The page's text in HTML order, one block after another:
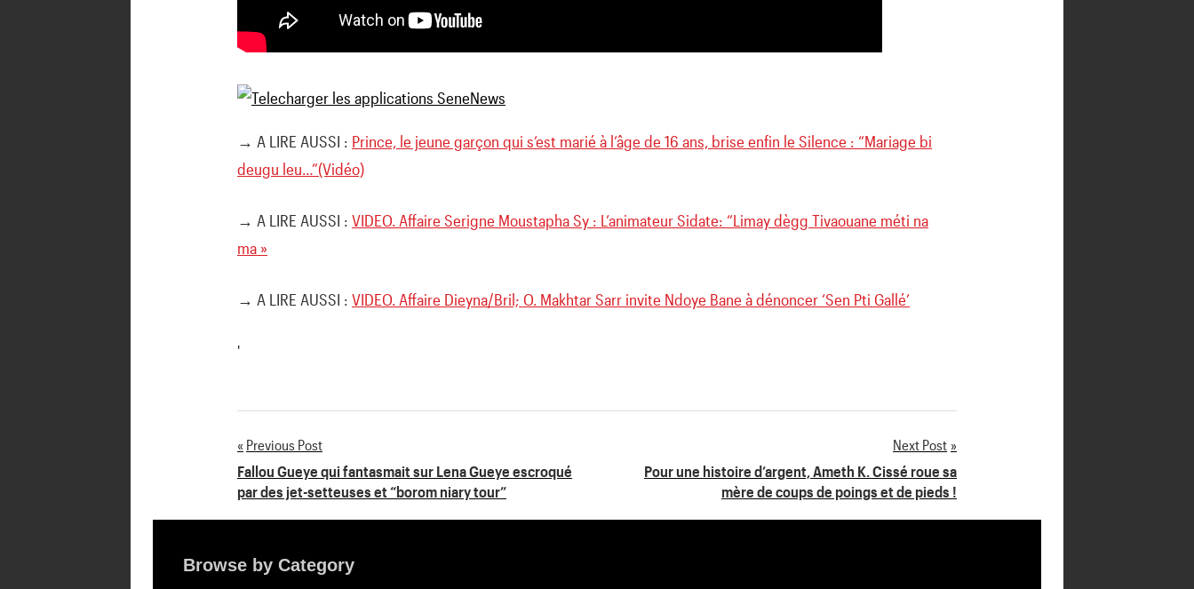
→ A LIRE AUSSI : Prince, le jeune garçon qui s’est marié à l’âge de 16 ans, brise enfin le Silence : “Mariage bi
deugu leu…”(Vidéo)
→ A LIRE AUSSI : VIDEO. Affaire Serigne Moustapha Sy : L’animateur Sidate: “Limay dègg Tivaouane méti na
ma »
→ A LIRE AUSSI : VIDEO. Affaire Dieyna/Bril; O. Makhtar Sarr invite Ndoye Bane à dénoncer ‘Sen Pti Gallé’
'
Navigation
de
Previous Post
Fallou Gueye qui fantasmait sur Lena Gueye escroqué
par des jet-setteuses et “borom niary tour”
Next Post
Pour une histoire d’argent, Ameth K. Cissé roue sa
mère de coups de poings et de pieds !
Browse by Category